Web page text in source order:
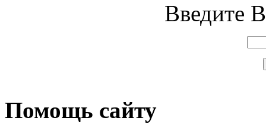
Введите
Помощь сайту